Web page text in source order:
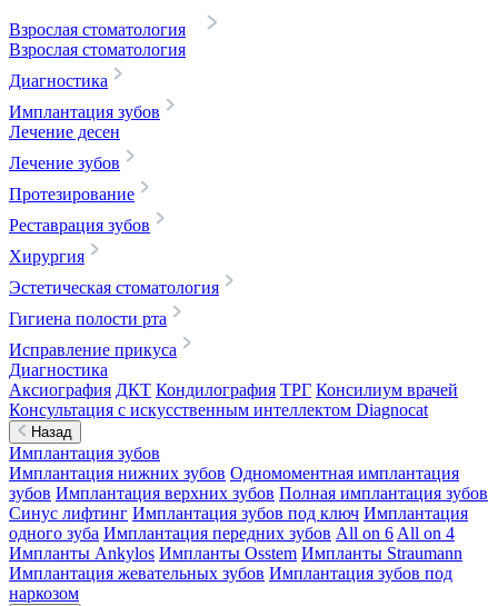
Взрослая стоматология
Взрослая стоматология
Диагностика
Имплантация зубов
Лечение десен
Лечение зубов
Протезирование
Реставрация зубов
Хирургия
Эстетическая стоматология
Гигиена полости рта
Исправление прикуса
Диагностика
Аксиография ДКТ Кондилография ТРГ Консилиум врачей
Консультация с искусственным интеллектом Diagnocat
Назад
Имплантация зубов
Имплантация нижних зубов Одномоментная имплантация
зубов Имплантация верхних зубов Полная имплантация зубов
Синус лифтинг Имплантация зубов под ключ Имплантация
одного зуба Имплантация передних зубов All on 6 All on 4
Импланты Ankylos Импланты Osstem Импланты Straumann
Имплантация жевательных зубов Имплантация зубов под
наркозом